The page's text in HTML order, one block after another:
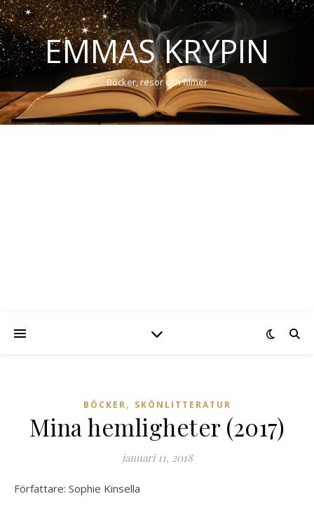
EMMAS KRYPIN
Böcker, resor och filmer
BÖCKER, SKÖNLITTERATUR
Mina hemligheter (2017)
januari 11, 2018
Författare: Sophie Kinsella